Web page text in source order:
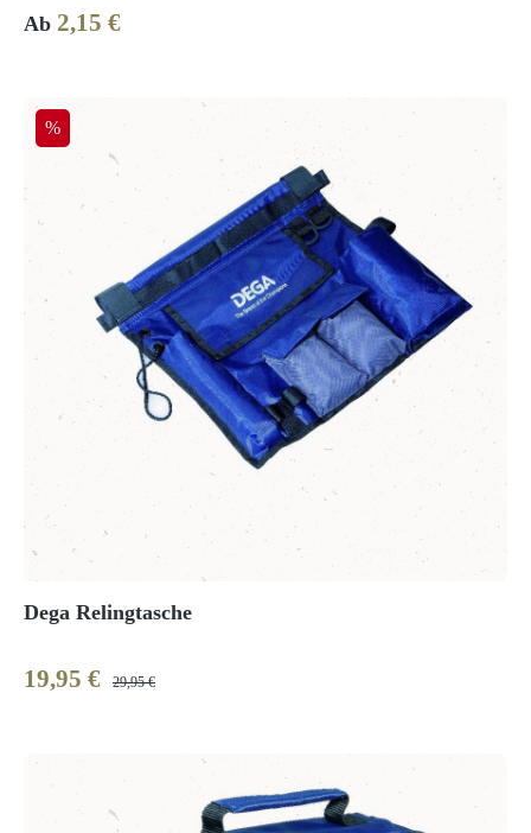
Regulärer Preis:
Ab 2,15 €
Rabatt
%
Dega Relingtasche
Verkaufspreis:
19,95 € Regulärer Preis:
29,95 €